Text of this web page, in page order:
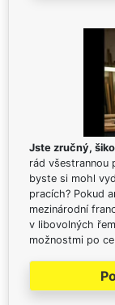
Jste zručný,
rád všestrannou
byste si mohl
pracích? Pokud
mezinárodní
v libovolných
možnostmi po